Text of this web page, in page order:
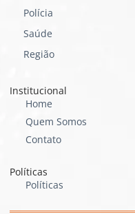
Polícia
Saúde
Região
Institucional
Home
Quem Somos
Contato
Políticas
Políticas